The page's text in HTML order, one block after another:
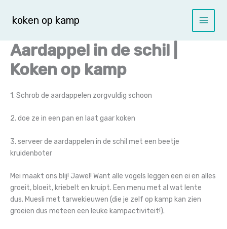
naar
inhoud
koken op kamp
Aardappel in de schil |
Koken op kamp
1. Schrob de aardappelen zorgvuldig schoon
2. doe ze in een pan en laat gaar koken
3. serveer de aardappelen in de schil met een beetje
kruidenboter
Mei maakt ons blij! Jawel! Want alle vogels leggen een ei en alles
groeit, bloeit, kriebelt en kruipt. Een menu met al wat lente
dus. Muesli met tarwekieuwen (die je zelf op kamp kan zien
groeien dus meteen een leuke kampactiviteit!).